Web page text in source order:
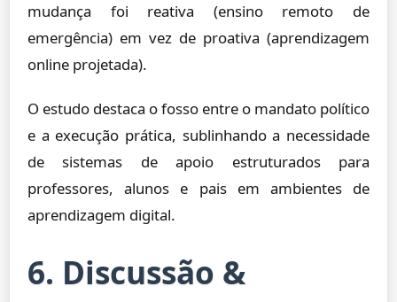
mudança foi reativa (ensino remoto de
emergência) em vez de proativa (aprendizagem
online projetada).
O estudo destaca o fosso entre o mandato político
e a execução prática, sublinhando a necessidade
de sistemas de apoio estruturados para
professores, alunos e pais em ambientes de
aprendizagem digital.
6. Discussão &